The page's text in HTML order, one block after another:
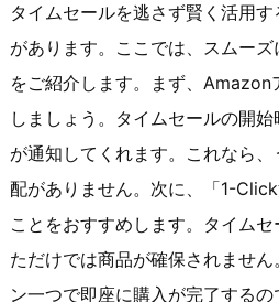
タイムセールを逃さず賢く活用
があります。ここでは、スムー
をご紹介します。まず、Amazon
しましょう。タイムセールの開
が通知してくれます。これなら
配がありません。次に、「1-
ことをおすすめします。タイム
ただけでは商品が確保されませ
ン一つで即座に購入が完了する